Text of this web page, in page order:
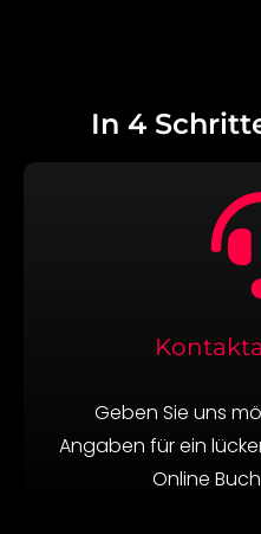
In 4
Geben Sie uns
Angaben für ein
Online